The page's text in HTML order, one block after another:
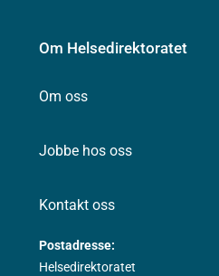
Om Helsedirektoratet
Om oss
Jobbe hos oss
Kontakt oss
Postadresse:
Helsedirektoratet